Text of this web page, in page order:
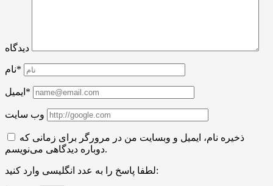
دیدگاه
نام*
ایمیل*
وب سایت
ذخیره نام، ایمیل و وبسایت من در مرورگر برای زمانی که
دوباره دیدگاهی می‌نویسم.
لطفا پاسخ را به عدد انگلیسی وارد کنید: